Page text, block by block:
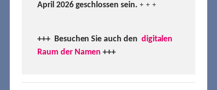
April 2026 geschlossen sein. + + +
+++ Besuchen Sie auch den digitalen
Raum der Namen +++